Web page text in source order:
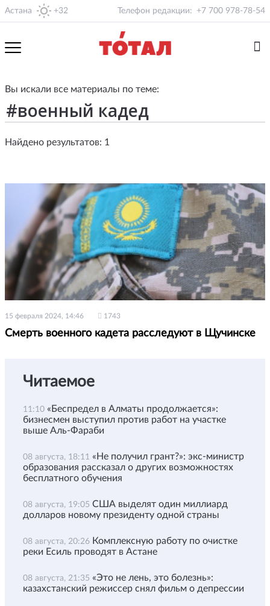
Астана +32 Телефон редакции: +7 700 978-78-54
Вы искали все материалы по теме:
Найдено результатов: 1
15 февраля 2024, 14:46 1743
Смерть военного кадета расследуют в Щучинске
Читаемое
11:10 «Беспредел в Алматы продолжается»:
бизнесмен выступил против работ на участке
выше Аль-Фараби
08 августа, 18:11 «Не получил грант?»: экс-министр
образования рассказал о других возможностях
бесплатного обучения
08 августа, 19:05 США выделят один миллиард
долларов новому президенту одной страны
08 августа, 20:26 Комплексную работу по очистке
реки Есиль проводят в Астане
08 августа, 21:35 «Это не лень, это болезнь»:
казахстанский режиссер снял фильм о депрессии